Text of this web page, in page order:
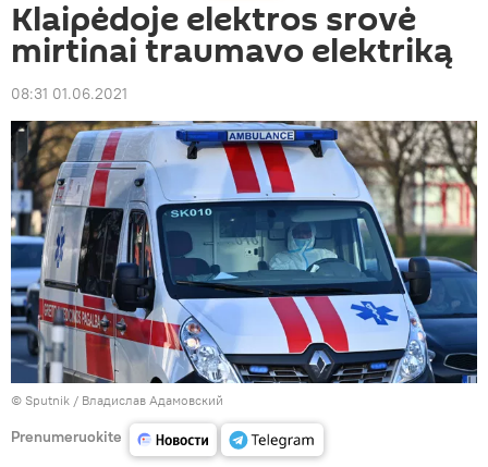
Klaipėdoje elektros srovė
mirtinai traumavo elektriką
08:31 01.06.2021
© Sputnik / Владислав Адамовский
Prenumeruokite